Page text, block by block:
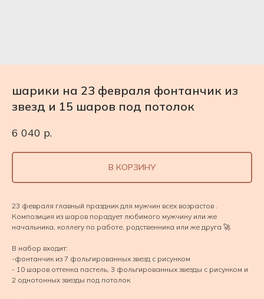
шарики на 23 февраля фонтанчик из
звезд и 15 шаров под потолок
6 040 р.
В КОРЗИНУ
23 февраля главный праздник для мужчин всех возрастов .
Композиция из шаров порадует любимого мужчину или же
начальника, коллегу по работе, родственника или же друга 🚀
В набор входит:
-фонтанчик из 7 фольгированных звезд с рисунком
- 10 шаров оттенка пастель, 3 фольгированных звезды с рисунком и
2 однотонных звезды под потолок